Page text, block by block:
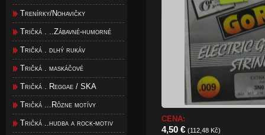
Trenírky/Nohavičky
Tričká . ..Zábavné-humorné
Tričká . dlhý rukáv
Tričká . maskáčové
Tričká . Reggae / SKA
Tričká ...Rôzne motívy
Tričká ..hudba a rock-motiv CENA:
4,50 € (112,48 Kč)